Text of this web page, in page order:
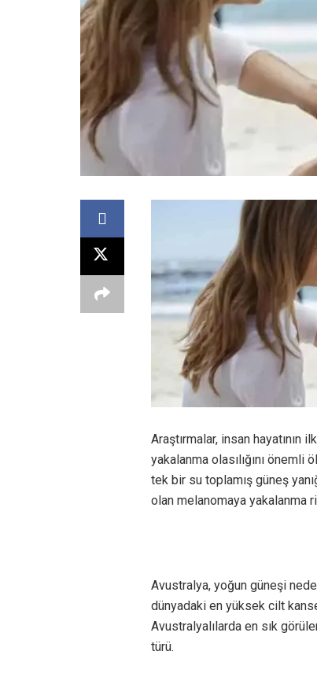
Araştırmalar, insan hayatının
yakalanma olasılığını
tek bir su toplamış güneş
olan melanomaya yakalanma
Avustralya, yoğun güneşi
dünyadaki en yüksek cilt
Avustralyalılarda en sık
türü.